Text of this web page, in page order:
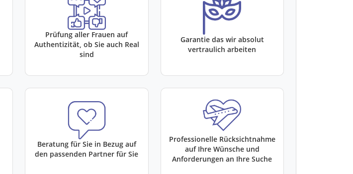
Prüfung aller Frauen auf
Authentizität, ob Sie auch Real
sind
Garantie das wir absolut
vertraulich arbeiten
Beratung für Sie in Bezug auf
den passenden Partner für Sie
Professionelle Rücksichtnahme
auf Ihre Wünsche und
Anforderungen an Ihre Suche